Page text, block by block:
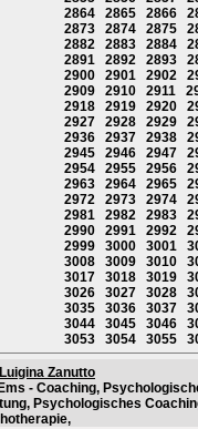
2864
2865 2866
2873
2874 2875
2882
2883 2884
2891
2892 2893
2900
2901 2902
2909
2910 2911
2918
2919 2920
2927
2928 2929
2936
2937 2938
2945
2946 2947
2954
2955 2956
2963
2964 2965
2972
2973 2974
2981
2982 2983
2990
2991 2992
2999
3000 3001
3008
3009 3010
3017
3018 3019
3026
3027 3028
3035
3036 3037
3044
3045 3046
3053
3054 3055
Luigina Zanutto
- Coaching,
Psychologisches